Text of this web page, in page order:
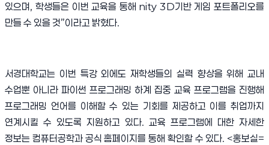
있으며 , 학생들은 이번 교육을 통해 nity 3D기반 게임 포트폴리오를
만들 수 있을 것”이라고 밝혔다.
서경대학교는 이번 특강 외에도 재학생들의 실력 향상을 위해 교내
수업뿐 아니라 파이썬 프로그래밍 하계 집중 교육 프로그램을 진행해
프로그래밍 언어를 이해할 수 있는 기회를 제공하고 이를 취업까지
연계시킬 수 있도록 지원하고 있다. 교육 프로그램에 대한 자세한
정보는 컴퓨터공학과 공식 홈페이지를 통해 확인할 수 있다. <홍보실=